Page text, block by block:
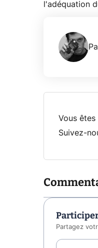
l'adéquation
Vous
Suivez-
Partagez